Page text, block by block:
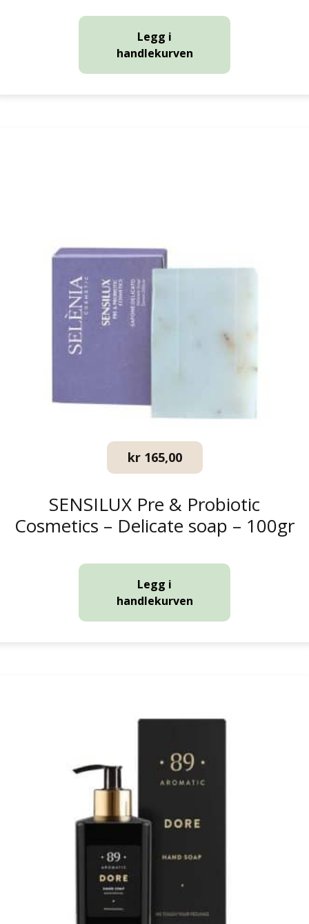
Legg i
handlekurven
kr165,00
SENSILUX Pre & Probiotic
Cosmetics – Delicate soap – 100gr
Legg i
handlekurven